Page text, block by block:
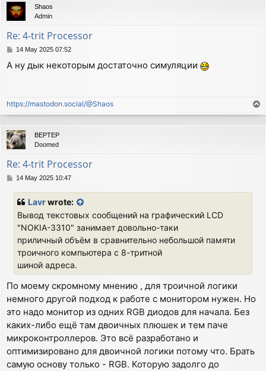
Shaos
Admin
Re: 4-trit Processor
P
s
14 May 2025 07:52
А ну дык некоторым достаточно симуляции
https://mastodon.social/@Shaos
o
p
BEPTEP
Doomed
Re: 4-trit Processor
P14 May 2025 10:47
Lavrwrote:
Вывод текстовых сообщений на графический LCD
"NOKIA-3310" занимает довольно-таки
приличный объём в сравнительно небольшой памяти
троичного компьютера с 8-тритной
шиной адреса.
По моему скромному мнению , для троичной логики
немного другой подход к работе с монитором нужен. Но
это надо монитор из одних RGB диодов для начала. Без
каких-либо ещё там двоичных плюшек и тем паче
микроконтроллеров. Это всё разработано и
оптимизировано для двоичной логики потому что. Брать
самую основу только - RGB. Которую задолго до